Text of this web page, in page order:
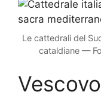
Le cattedrali del
cataldiane —